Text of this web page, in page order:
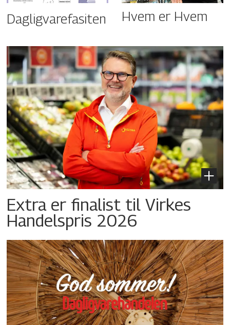
Dagligvarefasiten Hvem er Hvem
Extra er finalist til Virkes
Handelspris 2026